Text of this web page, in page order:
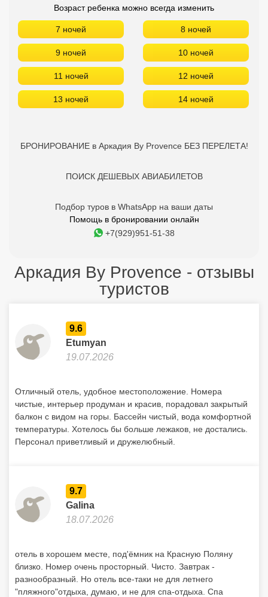
Возраст ребенка можно всегда изменить
7 ночей 8 ночей
9 ночей 10 ночей
11 ночей 12 ночей
13 ночей 14 ночей
БРОНИРОВАНИЕ в Аркадия By Provence БЕЗ ПЕРЕЛЕТА!
ПОИСК ДЕШЕВЫХ АВИАБИЛЕТОВ
Подбор туров в WhatsApp на ваши даты
Помощь в бронировании онлайн
+7(929)951-51-38
Аркадия By Provence - отзывы
туристов
9.6
Etumyan
19.07.2026
Отличный отель, удобное местоположение. Номера
чистые, интерьер продуман и красив, порадовал закрытый
балкон с видом на горы. Бассейн чистый, вода комфортной
температуры. Хотелось бы больше лежаков, не достались.
Персонал приветливый и дружелюбный.
9.7
Galina
18.07.2026
отель в хорошем месте, под'ёмник на Красную Поляну
близко. Номер очень просторный. Чисто. Завтрак -
разнообразный. Но отель все-таки не для летнего
"пляжного"отдыха, думаю, и не для спа-отдыха. Спа
Сетевые отели Бали
Сетевые отели Сейшел
Сетевые отели Маврикия